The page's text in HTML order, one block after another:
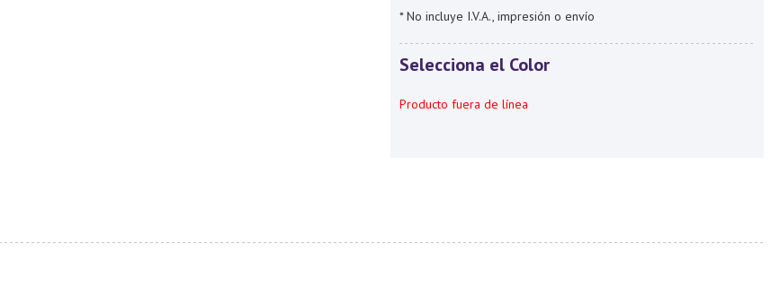
* No incluye I.V.A., impresión o envío
Selecciona el Color
Producto fuera de línea